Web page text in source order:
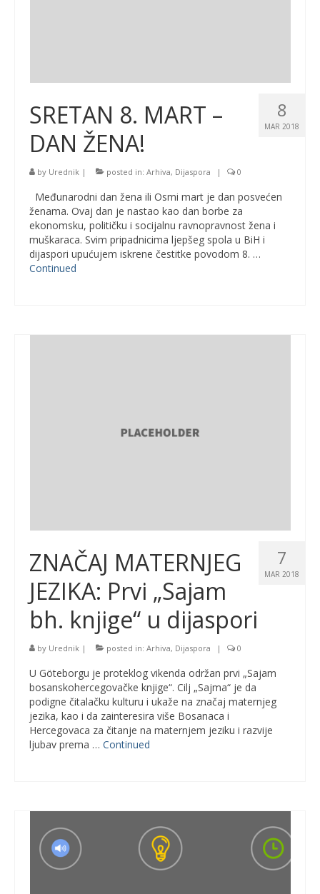
8
MAR 2018
SRETAN 8. MART –
DAN ŽENA!
by Urednik | posted in: Arhiva, Dijaspora | 0
Međunarodni dan žena ili Osmi mart je dan posvećen
ženama. Ovaj dan je nastao kao dan borbe za
ekonomsku, političku i socijalnu ravnopravnost žena i
muškaraca. Svim pripadnicima ljepšeg spola u BiH i
dijaspori upućujem iskrene čestitke povodom 8. …
Continued
7
MAR 2018
ZNAČAJ MATERNJEG
JEZIKA: Prvi „Sajam
bh. knjige“ u dijaspori
by Urednik | posted in: Arhiva, Dijaspora | 0
U Göteborgu je proteklog vikenda održan prvi „Sajam
bosanskohercegovačke knjige“. Cilj „Sajma“ je da
podigne čitalačku kulturu i ukaže na značaj maternjeg
jezika, kao i da zainteresira više Bosanaca i
Hercegovaca za čitanje na maternjem jeziku i razvije
ljubav prema … Continued